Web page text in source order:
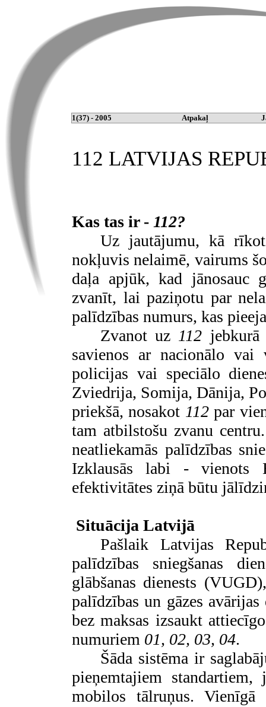
1(37) - 2005 Atpakaļ
112 LATVIJAS
Kas tas ir - 112?
Uz jautājumu, kā
nokļuvis nelaimē, vairums
daļa apjūk, kad jānosauc
zvanīt, lai paziņotu par
palīdzības numurs, kas
Zvanot uz 112
savienos ar nacionālo vai
policijas vai speciālo
Zviedrija, Somija, Dānija,
priekšā, nosakot 112par
tam atbilstošu zvanu
neatliekamās palīdzības
Izklausās labi - vienots
efektivitātes ziņā būtu
Situācija Latvijā
Pašlaik Latvijas
palīdzības sniegšanas
glābšanas dienests
palīdzības un gāzes
bez maksas izsaukt
numuriem 01, 02, 03, 04.
Šāda sistēma ir
pieņemtajiem
mobilos tālruņus.